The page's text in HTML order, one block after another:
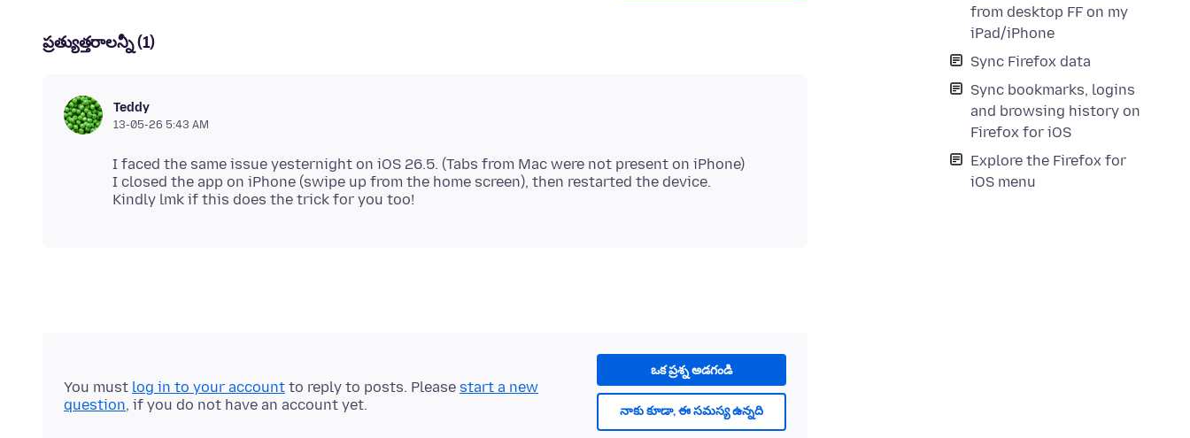
from desktop FF on my
iPad/iPhone
Sync Firefox data
Sync bookmarks, logins
and browsing history on
Firefox for iOS
Explore the Firefox for
iOS menu
ప్రత్యుత్తరాలన్నీ (1)
Teddy
13-05-26 5:43 AM
I faced the same issue yesternight on iOS 26.5. (Tabs from Mac were not present on iPhone)
I closed the app on iPhone (swipe up from the home screen), then restarted the device.
ఒక ప్రశ్న అడగండి
నాకు కూడా, ఈ సమస్య ఉన్నది
You must log in to your account to reply to posts. Please start a new
question, if you do not have an account yet.